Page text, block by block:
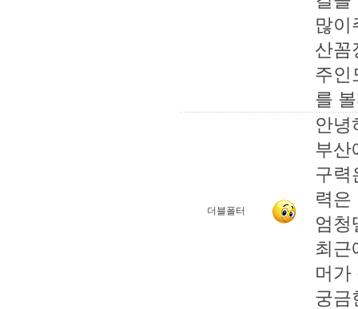
많
산꼼
주인
를
더블폴터
안녕
부산
구
력은
엄청
최근
머가
궁금